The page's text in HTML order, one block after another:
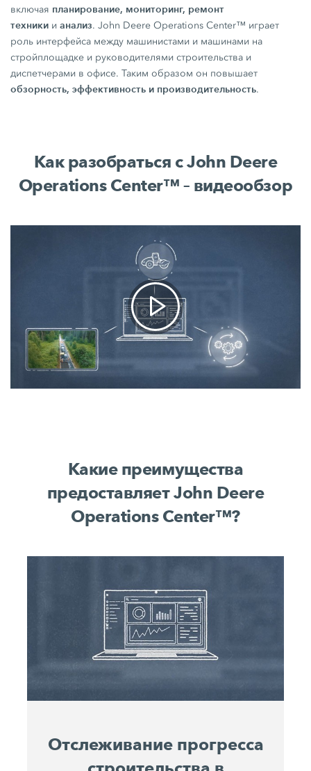
включая планирование, мониторинг, ремонт
техники ианализ. John Deere Operations Center™ играет
роль интерфейса между машинистами и машинами на
стройплощадке и руководителями строительства и
диспетчерами в офисе. Таким образом он повышает
обзорность, эффективность и производительность.
Как разобраться с John Deere
Operations Center™ – видеообзор
Какие преимущества
предоставляет John Deere
Operations Center™?
Отслеживание прогресса